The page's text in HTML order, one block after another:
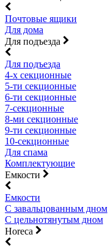
Почтовые ящики
Для дома
Для подъезда
Для подъезда
4-х секционные
5-ти секционные
6-ти секционные
7-секционные
8-ми секционные
9-ти секционные
10-секционные
Для спама
Комплектующие
Емкости
Емкости
С завальцованным дном
С цельнотянутым дном
Horeca